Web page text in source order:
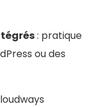
: pratique
ou des